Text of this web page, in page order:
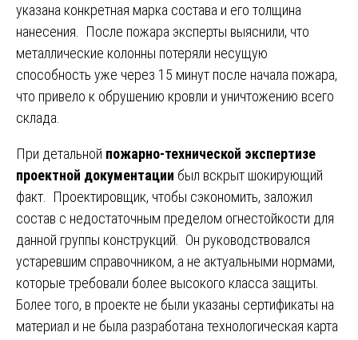
указана конкретная марка состава и его толщина
нанесения. После пожара эксперты выяснили, что
металлические колонны потеряли несущую
способность уже через 15 минут после начала пожара,
что привело к обрушению кровли и уничтожению всего
склада.
При детальной пожарно-технической экспертизе
проектной документации был вскрыт шокирующий
факт. Проектировщик, чтобы сэкономить, заложил
состав с недостаточным пределом огнестойкости для
данной группы конструкций. Он руководствовался
устаревшим справочником, а не актуальными нормами,
которые требовали более высокого класса защиты.
Более того, в проекте не были указаны сертификаты на
материал и не была разработана технологическая карта